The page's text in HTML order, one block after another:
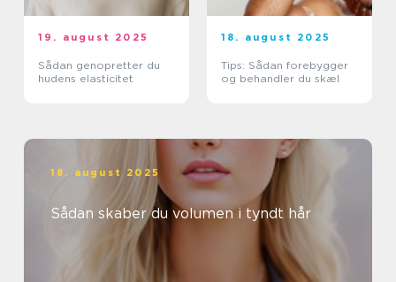
19. august 2025
Sådan genopretter du
hudens elasticitet
18. august 2025
Tips: Sådan forebygger
og behandler du skæl
18. august 2025
Sådan skaber du volumen i tyndt hår